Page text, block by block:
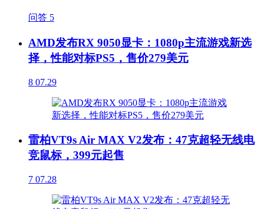
问答 5
AMD发布RX 9050显卡：1080p主流游戏新选
择，性能对标PS5，售价279美元
8 07.29
雷柏VT9s Air MAX V2发布：47克超轻无线电
竞鼠标，399元起售
7 07.28